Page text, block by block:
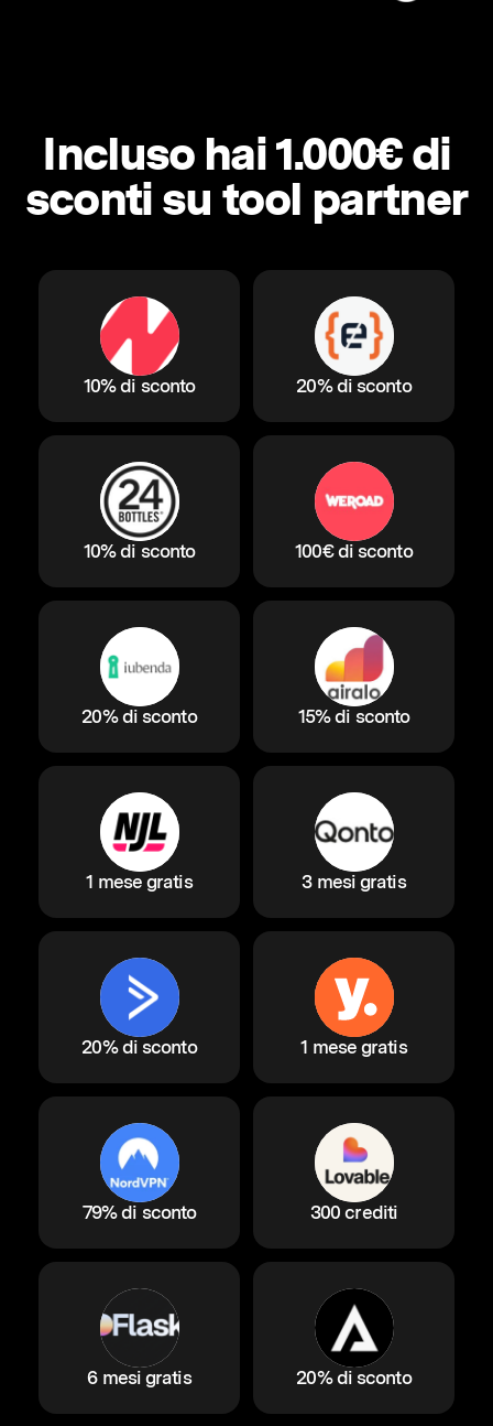
Incluso hai 1.000€ di
sconti su tool partner
10% di sconto 20% di sconto
10% di sconto 100€ di sconto
20% di sconto 15% di sconto
1 mese gratis 3 mesi gratis
20% di sconto 1 mese gratis
79% di sconto 300 crediti
6 mesi gratis 20% di sconto